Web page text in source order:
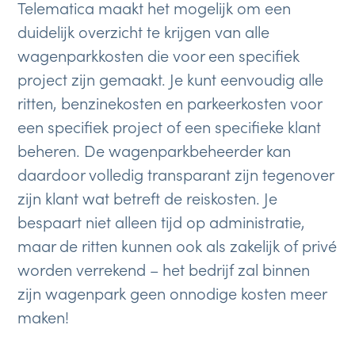
Telematica maakt het mogelijk om een ​​
duidelijk overzicht te krijgen van alle
wagenparkkosten die voor een specifiek
project zijn gemaakt. Je kunt eenvoudig alle
ritten, benzinekosten en parkeerkosten voor
een specifiek project of een specifieke klant
beheren. De wagenparkbeheerder kan
daardoor volledig transparant zijn tegenover
zijn klant wat betreft de reiskosten. Je
bespaart niet alleen tijd op administratie,
maar de ritten kunnen ook als zakelijk of privé
worden verrekend – het bedrijf zal binnen
zijn wagenpark geen onnodige kosten meer
maken!